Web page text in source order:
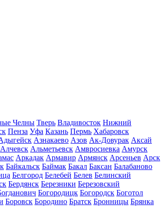
Челны Тверь Владивосток Нижний
Пенза Уфа Казань Пермь Хабаровск
Азнакаево Азов Ак-Довурак Аксай
Алчевск Альметьевск Амвросиевка Амурск
Аркадак Армавир Армянск Арсеньев Арск
Байкальск Баймак Бакал Баксан Балабаново
Белгород Белебей Белев Белинский
Бердянск Березники Березовский
Богородицк Богородск Боготол
Боровск Бородино Братск Бронницы Брянка